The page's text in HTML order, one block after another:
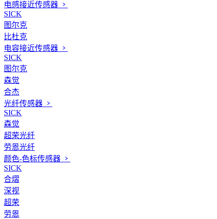
电感接近传感器
SICK
图尔克
比杜克
电容接近传感器
SICK
图尔克
森觉
合杰
光纤传感器
SICK
森觉
超荣光纤
劳恩光纤
颜色-色标传感器
SICK
合熠
深视
超荣
劳恩